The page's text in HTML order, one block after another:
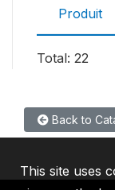
Produit
Total: 22
Back to
This site uses